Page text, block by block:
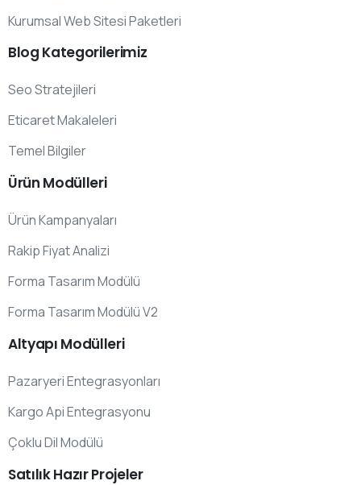
Kurumsal Web Sitesi Paketleri
Blog Kategorilerimiz
Seo Stratejileri
Eticaret Makaleleri
Temel Bilgiler
Ürün Modülleri
Ürün Kampanyaları
Rakip Fiyat Analizi
Forma Tasarım Modülü
Forma Tasarım Modülü V2
Altyapı Modülleri
Pazaryeri Entegrasyonları
Kargo Api Entegrasyonu
Çoklu Dil Modülü
SatılıkHazırProjeler